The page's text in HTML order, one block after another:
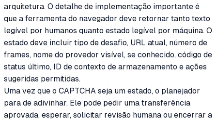
arquitetura. O detalhe de implementação importante é
que a ferramenta do navegador deve retornar tanto texto
legível por humanos quanto estado legível por máquina. O
estado deve incluir tipo de desafio, URL atual, número de
frames, nome do provedor visível, se conhecido, código de
status último, ID de contexto de armazenamento e ações
sugeridas permitidas.
Uma vez que o CAPTCHA seja um estado, o planejador
para de adivinhar. Ele pode pedir uma transferência
aprovada, esperar, solicitar revisão humana ou encerrar a